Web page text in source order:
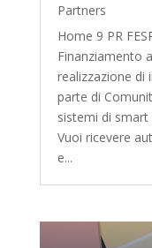
Partners
Home 9 PR
Finanziamento
realizzazione di
parte di
sistemi di
Vuoi ricevere
e...